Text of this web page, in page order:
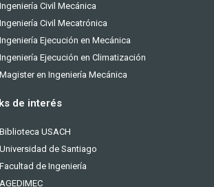
Ingeniería Civil Mecánica
Ingeniería Civil Mecatrónica
Ingeniería Ejecución en Mecánica
Ingeniería Ejecución en Climatización
Magister en Ingeniería Mecánica
de interés
Biblioteca USACH
Universidad de Santiago
Facultad de Ingeniería
AGEDIMEC